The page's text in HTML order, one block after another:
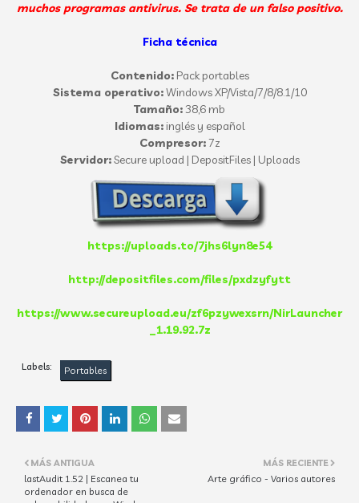
muchos programas antivirus. Se trata de un falso positivo.
Ficha técnica
Contenido:Pack portables
Sistema operativo:Windows XP/Vista/7/8/8.1/10
Tamaño: 38,6 mb
Idiomas:inglés y español
Compresor:7z
Servidor:Secure upload | DepositFiles | Uploads
https://uploads.to/7jhs6lyn8e54
http://depositfiles.com/files/pxdzyfytt
https://www.secureupload.eu/zf6pzywexsrn/NirLauncher
_1.19.92.7z
Labels: Portables
MÁS RECIENTE
Arte gráfico - Varios autores
MÁS ANTIGUA
lastAudit 1.52 | Escanea tu
ordenador en busca de